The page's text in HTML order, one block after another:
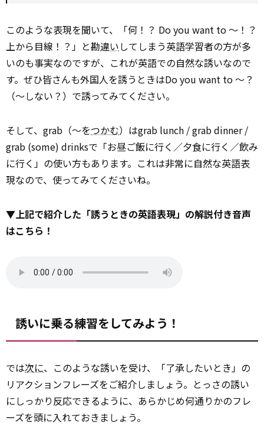
このような表現を聞いて、「何！？ Do you want to ～！？
上から目線！？」と勘違いしてしまう英語学習者の方が多
いのも事実なのですが、これが英語での自然な誘いなので
す。ぜひ皆さんも外国人を誘うときはDo you want to ～？
（～しない？）で誘ってみてください。
そして、grab（～をつかむ）はgrab lunch / grab dinner /
grab (some) drinksで「お昼ご飯に行く／夕食に行く／飲み
に行く」の使い方もあります。これは非常に自然な英語表
現なので、使ってみてくださいね。
▼上記で紹介した「誘うときの英語表現」の解説付き音声
はこちら！
誘いに乗る練習をしてみよう！
では次に、このような誘いを受け、「了承したいとき」の
リアクションフレーズをご紹介しましょう。とっさの誘い
にしっかり反応できるように、あらかじめ何通りかのフレ
ーズを頭に入れておきましょう。